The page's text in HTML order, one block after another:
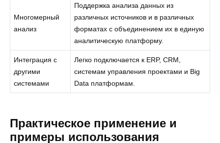
Многомерный
анализ
Поддержка анализа данных из
различных источников и в различных
форматах с объединением их в единую
аналитическую платформу.
Интеграция с
другими
системами
Легко подключается к ERP, CRM,
системам управления проектами и Big
Data платформам.
Практическое применение и
примеры использования